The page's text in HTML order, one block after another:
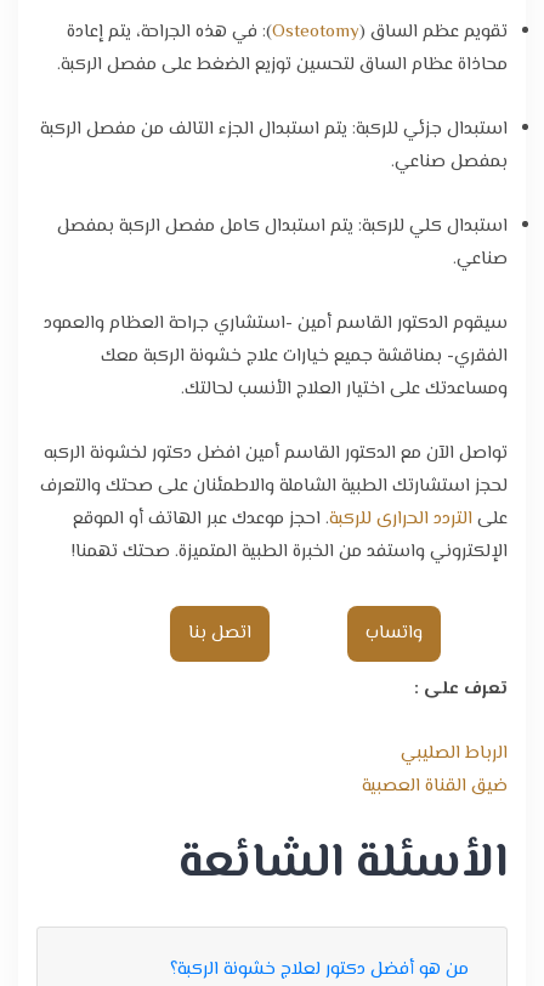
تقويم عظم الساق (Osteotomy): في هذه الجراحة، يتم إعادة
محاذاة عظام الساق لتحسين توزيع الضغط على مفصل الركبة.
استبدال جزئي للركبة: يتم استبدال الجزء التالف من مفصل الركبة
بمفصل صناعي.
استبدال كلي للركبة: يتم استبدال كامل مفصل الركبة بمفصل
صناعي.
سيقوم الدكتور القاسم أمين -استشاري جراحة العظام والعمود
الفقري- بمناقشة جميع خيارات علاج خشونة الركبة معك
ومساعدتك على اختيار العلاج الأنسب لحالتك.
تواصل الآن مع الدكتور القاسم أمين افضل دكتور لخشونة الركبه
لحجز استشارتك الطبية الشاملة والاطمئنان على صحتك والتعرف
على التردد الحرارى للركبة. احجز موعدك عبر الهاتف أو الموقع
الإلكتروني واستفد من الخبرة الطبية المتميزة. صحتك تهمنا!
اتصل بنا
واتساب
تعرف على :
الرباط الصليبي
ضيق القناة العصبية
الأسئلة الشائعة
من هو أفضل دكتور لعلاج خشونة الركبة؟